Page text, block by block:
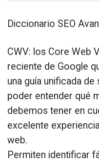
Diccionario SEO
CWV: los Core Web
reciente de Google
una guía unificada
poder entender qué
debemos tener en
excelente
web.
Permiten identificar